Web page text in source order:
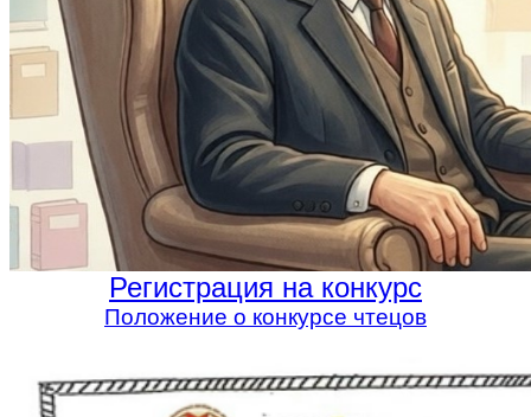
Регистрация на конкурс
Положение о конкурсе чтецов